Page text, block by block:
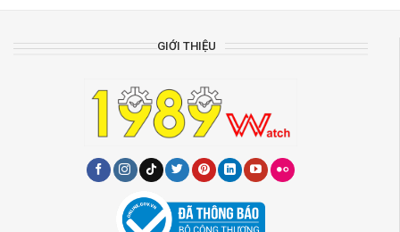
GIỚI THIỆU